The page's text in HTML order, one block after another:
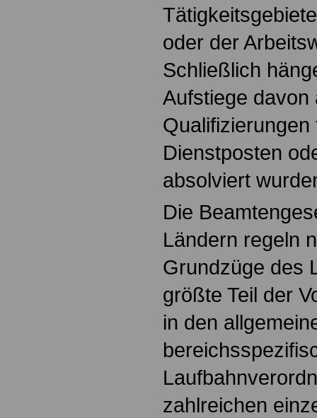
oder der
Schließlich
Aufstiege davon
Dienstposten
absolviert
Die
Ländern regeln
Grundzüge des
größte Teil der
in den
zahlreichen